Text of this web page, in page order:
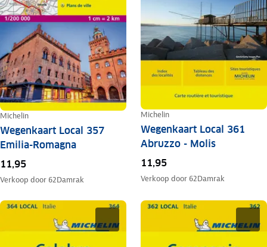
Michelin
Wegenkaart Local 357
Emilia-Romagna
11,95
Verkoop door 62Damrak
Michelin
Wegenkaart Local 361
Abruzzo - Molis
11,95
Verkoop door 62Damrak